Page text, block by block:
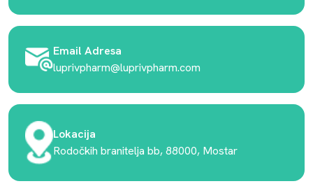
Email Adresa
luprivpharm@luprivpharm.com
Lokacija
Rodočkih branitelja bb, 88000, Mostar